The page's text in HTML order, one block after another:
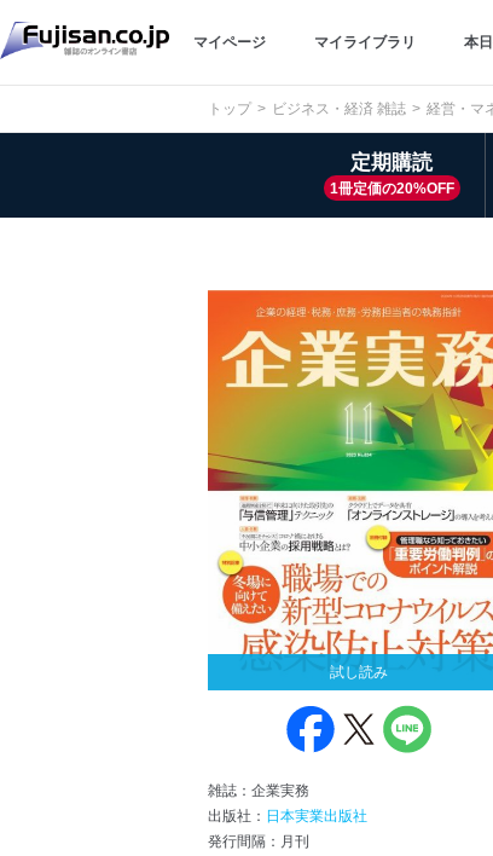
マイページ マイライブラリ 本
トップ ビジネス・経済 雑誌 経営・マ
定期購読
1冊定価の20%OFF
試し読み
雑誌：企業実務
出版社： 日本実業出版社
発行間隔：月刊